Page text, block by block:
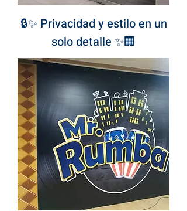
🔒✨ Privacidad y estilo en un
solo detalle ✨🏢